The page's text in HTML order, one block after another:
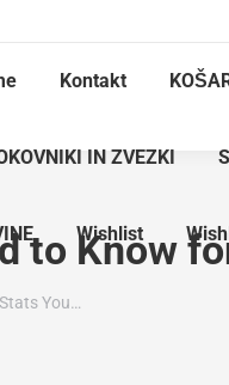
Kontakt
IN ZVEZKI
Wishlist
to Know
You…